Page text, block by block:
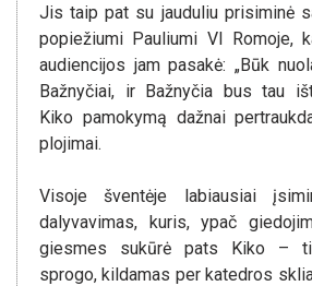
Jis taip pat su jauduliu prisiminė
popiežiumi Pauliumi VI Romoje,
audiencijos jam pasakė: „Būk
Bažnyčiai, ir Bažnyčia bus tau
Kiko pamokymą dažnai
plojimai.
Visoje šventėje labiausiai
dalyvavimas, kuris, ypač
giesmes sukūrė pats Kiko –
sprogo, kildamas per katedros